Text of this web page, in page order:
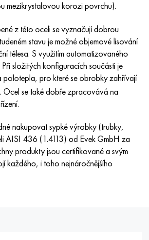
mezikrystalovou korozi povrchu).
z této oceli se vyznačují dobrou
stavu je možné objemové lisování
tělesa. S využitím automatizovaného
složitých konfiguracích součásti je
polotepla, pro které se obrobky zahřívají
Ocel se také dobře zpracovává na
nakupovat sypké výrobky (trubky,
AISI 436 (1.4113) od Evek GmbH za
produkty jsou certifikované a svým
každého, i toho nejnáročnějšího
S45000
korozi
1.0765
40NiCrMo7
36hnm
5135
5